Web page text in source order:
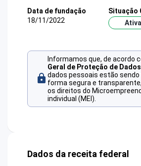
Data de fundação
18/11/2022
Situação
Ativa
Informamos que, de acordo
Geral de Proteção de Dados
dados pessoais estão
forma segura e
os direitos do
individual (MEI).
Dados da receita federal